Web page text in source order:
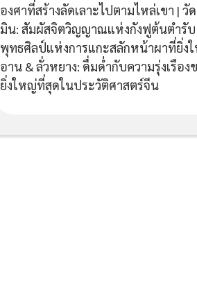
องศาที่สร้างลัดเลาะไปตามไหล่เขา | วั
มิน: สัมผัสจิตวิญญาณแห่งกังฟูต้นตำรั
พุทธศิลป์แห่งการแกะสลักหน้าผาที่ยิ่ง
อาน & ลั่วหยาง: ดื่มด่ำกับความรุ่งเรือ
ยิ่งใหญ่ที่สุดในประวัติศาสตร์จีน